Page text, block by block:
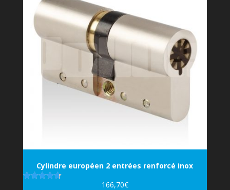
Cylindre européen 2 entrées renforcé inox
166,70€